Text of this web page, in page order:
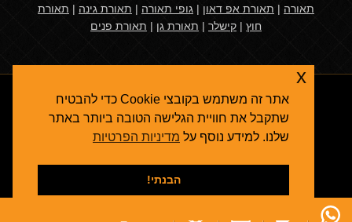
תאורה | תאורת אפ דאון | גופי תאורה | תאורת גינה | תאורת
חוץ | קישלר | תאורת גן | תאורת פנים
קידום אתרים בגוגל
אתר זה משתמש בקובצי Cookie כדי להבטיח
שתקבל את חוויית הגלישה הטובה ביותר באתר
שלנו. למידע נוסף על מדיניות הפרטיות
הבנתי!
x